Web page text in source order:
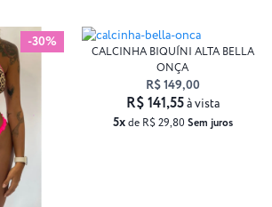
-30%
CALCINHA BIQUÍNI ALTA BELLA
ONÇA
R$ 149,00
5xde R$ 29,80 Sem juros
R$ 141,55à vista